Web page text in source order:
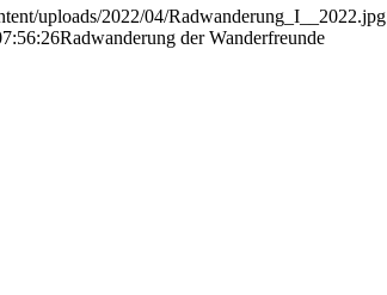
uploads/2022/04/Radwanderung_I__2022.jpg
Radwanderung der Wanderfreunde